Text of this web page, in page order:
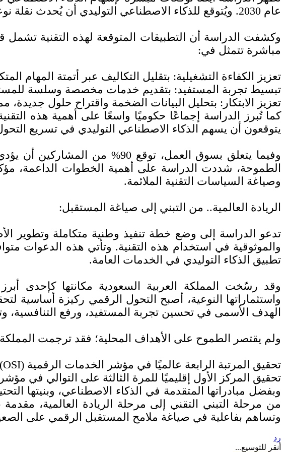
عام 2030. ويُتوقع للذكاء الاصطناعي التوليدي أن يُحدث نقلة نوعية في تحسين الخدمات الحكومية ورفع كفاءة الأداء العام عبر محاور متعددة:
وكشفت الدراسة أن التطبيقات المتوقعة لهذه التقنية تشمل
مباشرة تتمثل في:
تعزيز الكفاءة التشغيلية: بتقليل التكاليف عبر أتمتة المهام
تبسيط تجربة المستفيد: بتقديم خدمات مخصصة وسلسة
تعزيز الابتكار: بتحليل البيانات الضخمة واقتراح حلول جديدة،
يتوقعون أن يسهم الذكاء الاصطناعي التوليدي في تسريع
وفيما يتعلق بسوق العمل، توقع
الطموحة، شددت الدراسة على أهمية الخطوات الداعمة،
وصياغة السياسات التقنية الملائمة.
الريادة العالمية.. من التبني إلى صياغة المستقبل:
تدعو الدراسة إلى وضع خطة تنفيذ وطنية متكاملة وتطوير
والموثوقية في استخدام هذه التقنية. وتأتي هذه الدعوات
تطبيق الذكاء التوليدي في الخدمات العامة.
وقد رسّخت المملكة العربية السعودية مكانتها كإحدى
الهدف الأسمى في تحسين تجربة المستفيد، ورفع التنافسية،
ولم يقتصر الطموح على الأهداف المحلية؛ فقد ترجمت المملكة
تحقيق المرتبة الرابعة عالميًا في مؤشر الخدمات الرقمية (OSI) الصادر عن الأمم المتحدة.
تحقيق المركز الأول إقليميًا للمرة الثالثة على التوالي في
وبفضل مبادراتها المتقدمة في الذكاء الاصطناعي، وبنيتها
من مرحلة التبني التقني إلى مرحلة الريادة العالمية،
وتساهم بفاعلية في صياغة ملامح المستقبل الرقمي على
رد
أنقر للتوسيع...